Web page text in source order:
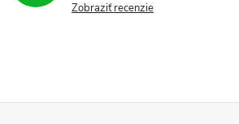
Zobraziť recenzie